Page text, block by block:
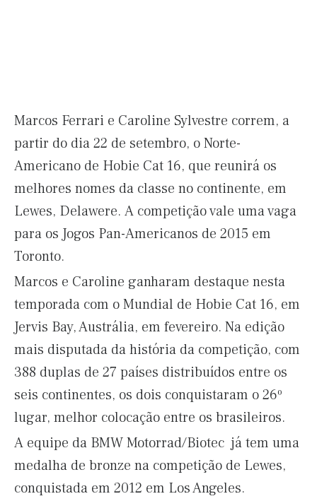
Marcos Ferrari e Caroline Sylvestre correm, a
partir do dia 22 de setembro, o Norte-
Americano de Hobie Cat 16, que reunirá os
melhores nomes da classe no continente, em
Lewes, Delawere. A competição vale uma vaga
para os Jogos Pan-Americanos de 2015 em
Toronto.
Marcos e Caroline ganharam destaque nesta
temporada com o Mundial de Hobie Cat 16, em
Jervis Bay, Austrália, em fevereiro. Na edição
mais disputada da história da competição, com
388 duplas de 27 países distribuídos entre os
seis continentes, os dois conquistaram o 26º
lugar, melhor colocação entre os brasileiros.
A equipe da BMW Motorrad/Biotec já tem uma
medalha de bronze na competição de Lewes,
conquistada em 2012 em Los Angeles.